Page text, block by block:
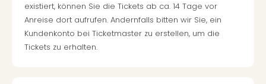
existiert, können Sie die Tickets ab ca. 14 Tage vor
Anreise dort aufrufen. Andernfalls bitten wir Sie, ein
Kundenkonto bei Ticketmaster zu erstellen, um die
Tickets zu erhalten.